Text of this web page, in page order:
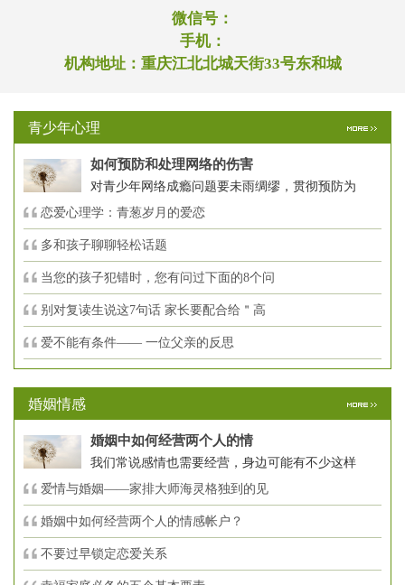
微信号：
手机：
机构地址： 重庆江北北城天街33号东和城
青少年心理
如何预防和处理网络的伤害
对青少年网络成瘾问题要未雨绸缪，贯彻预防为
恋爱心理学：青葱岁月的爱恋
多和孩子聊聊轻松话题
当您的孩子犯错时，您有问过下面的8个问
别对复读生说这7句话 家长要配合给＂高
爱不能有条件—— 一位父亲的反思
婚姻情感
婚姻中如何经营两个人的情
我们常说感情也需要经营，身边可能有不少这样
爱情与婚姻——家排大师海灵格独到的见
婚姻中如何经营两个人的情感帐户？
不要过早锁定恋爱关系